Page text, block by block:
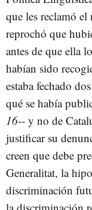
que les reclamó
reprochó que
antes de que ella
habían sido
estaba fechado
qué se había
16-- y no de
justificar su
creen que debe
Generalitat, la
discriminación